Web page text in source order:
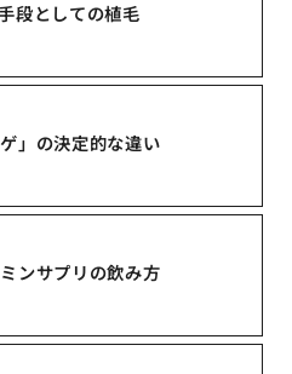
段としての植毛
」の決定的な違い
ンサプリの飲み方